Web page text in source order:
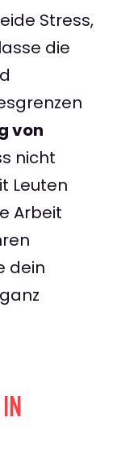
Stress,
die
von
nicht
Leuten
Arbeit
dein